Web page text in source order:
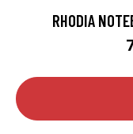
RHODIA